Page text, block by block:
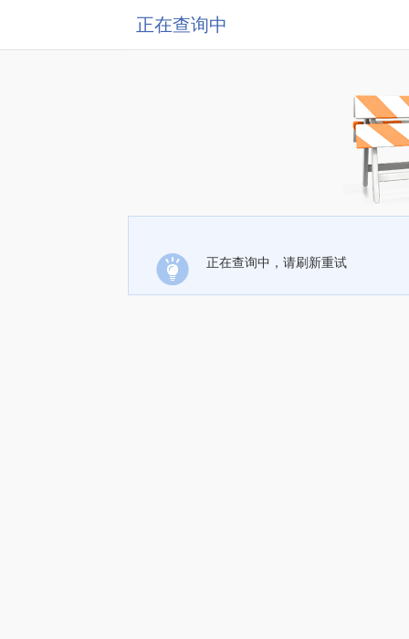
正在查询中
正在查询中，请刷新重试